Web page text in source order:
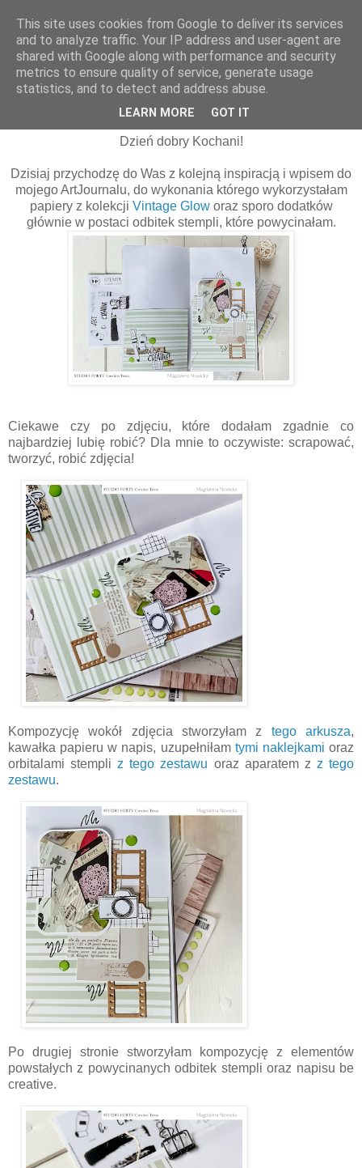
środa, 8 listopada 2023
To co lubię najbardziej | Magda Nowicka
Dzień dobry Kochani!
Dzisiaj przychodzę do Was z kolejną inspiracją i wpisem do
mojego ArtJournalu, do wykonania którego wykorzystałam
papiery z kolekcji Vintage Gloworaz sporo dodatków
głównie w postaci odbitek stempli, które powycinałam.
Ciekawe czy po zdjęciu, które dodałam zgadnie co
najbardziej lubię robić? Dla mnie to oczywiste: scrapować,
tworzyć, robić zdjęcia!
Kompozycję wokół zdjęcia stworzyłam z tego arkusza,
kawałka papieru w napis, uzupełniłam tymi naklejkami oraz
orbitalami stempliz tego zestawu oraz aparatem z z tego
zestawu.
Po drugiej stronie stworzyłam kompozycję z elementów
powstałych z powycinanych odbitek stempli oraz napisu be
creative.
This site uses cookies from Google to deliver its services
and to analyze traffic. Your IP address and user-agent are
shared with Google along with performance and security
metrics to ensure quality of service, generate usage
statistics, and to detect and address abuse.
LEARN MORE GOT IT